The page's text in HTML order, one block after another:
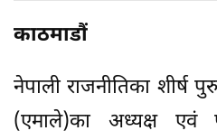
काठमाडौं
नेपाली राजनीतिका शीर्ष
(एमाले)का अध्यक्ष एवं